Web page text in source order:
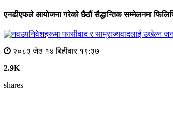
एनडीएफले आयोजना गरेको छैठौं सैद्धान्तिक सम्मेलनमा
२०८३ जेठ १४ बिहीवार १९:३७
2.9K
shares